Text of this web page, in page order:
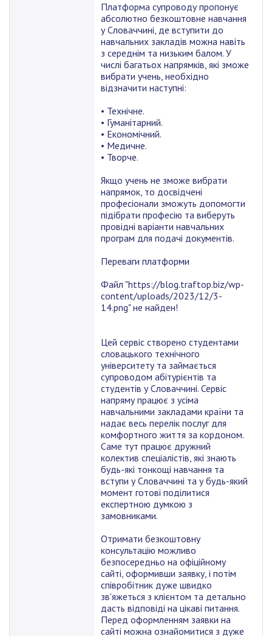
Платформа супроводу пропонує
абсолютно безкоштовне навчання
у Словаччині, де вступити до
навчальних закладів можна навіть
з середнім та низьким балом. У
числі багатьох напрямків, які зможе
вибрати учень, необхідно
відзначити наступні:
• Технічне.
• Гуманітарний.
• Економічний.
• Медичне.
• Творче.
Якщо учень не зможе вибрати
напрямок, то досвідчені
професіонали зможуть допомогти
підібрати професію та виберуть
провідні варіанти навчальних
програм для подачі документів.
Переваги платформи
Файл "https://blog.traftop.biz/wp-
content/uploads/2023/12/3-
14.png" не найден!
Цей сервіс створено студентами
словацького технічного
університету та займається
супроводом абітурієнтів та
студентів у Словаччині. Сервіс
напряму працює з усіма
навчальними закладами країни та
надає весь перелік послуг для
комфортного життя за кордоном.
Саме тут працює дружний
колектив спеціалістів, які знають
будь-які тонкощі навчання та
вступи у Словаччині та у будь-який
момент готові поділитися
експертною думкою з
замовниками.
Отримати безкоштовну
консультацію можливо
безпосередньо на офіційному
сайті, оформивши заявку, і потім
співробітник дуже швидко
зв'яжеться з клієнтом та детально
дасть відповіді на цікаві питання.
Перед оформленням заявки на
сайті можна ознайомитися з дуже